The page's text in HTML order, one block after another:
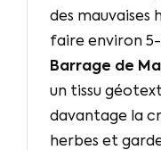
des mauvaises
faire environ 5-
Barrage de
un tissu
davantage la
herbes et